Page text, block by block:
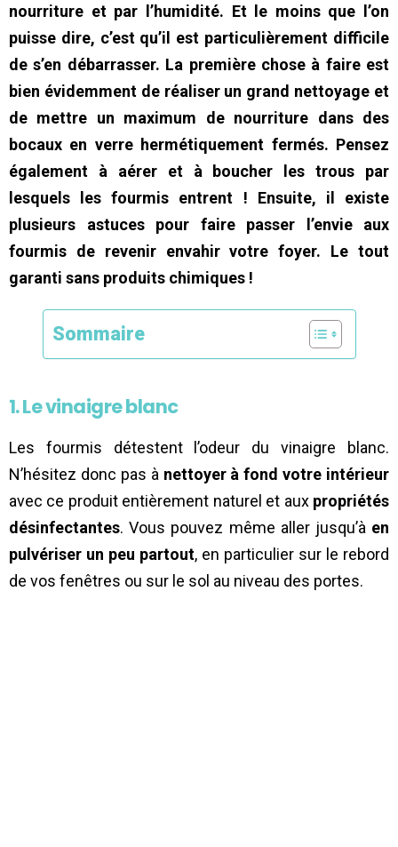
nourriture et par l’humidité. Et le moins que l’on
puisse dire, c’est qu’il est particulièrement difficile
de s’en débarrasser. La première chose à faire est
bien évidemment de réaliser un grand nettoyage et
de mettre un maximum de nourriture dans des
bocaux en verre hermétiquement fermés. Pensez
également à aérer et à boucher les trous par
lesquels les fourmis entrent ! Ensuite, il existe
plusieurs astuces pour faire passer l’envie aux
fourmis de revenir envahir votre foyer. Le tout
garanti sans produits chimiques !
Sommaire
1. Le vinaigre blanc
Les fourmis détestent l’odeur du vinaigre blanc.
N’hésitez donc pas à nettoyer à fond votre intérieur
avec ce produit entièrement naturel et aux propriétés
désinfectantes. Vous pouvez même aller jusqu’à en
pulvériser un peu partout, en particulier sur le rebord
de vos fenêtres ou sur le sol au niveau des portes.